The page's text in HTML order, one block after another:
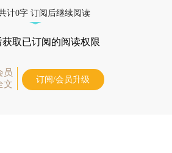
计0字 订阅后继续阅读
获取已订阅的阅读权限
员
文
订阅/会员升级